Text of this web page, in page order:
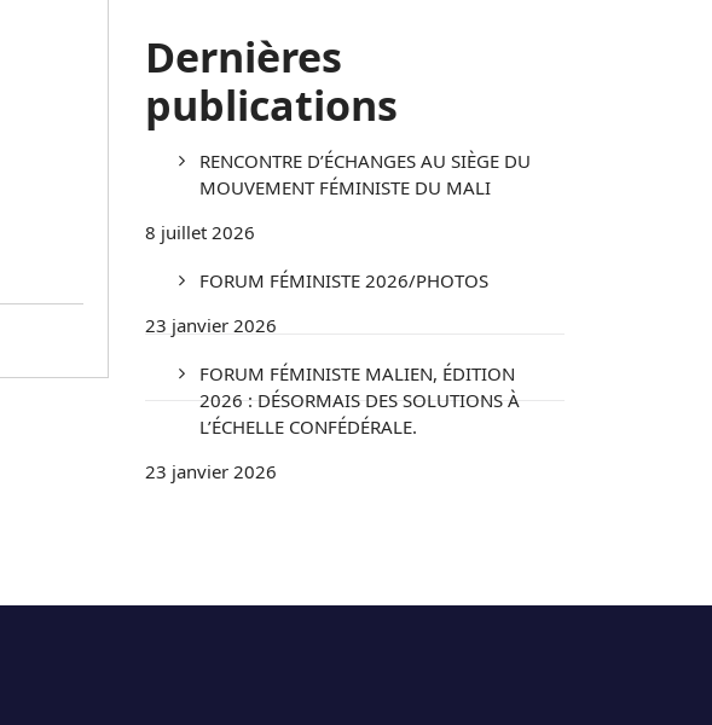
Dernières
publications
RENCONTRE D’ÉCHANGES AU SIÈGE DU
MOUVEMENT FÉMINISTE DU MALI
8 juillet 2026
FORUM FÉMINISTE 2026/PHOTOS
23 janvier 2026
FORUM FÉMINISTE MALIEN, ÉDITION
2026 : DÉSORMAIS DES SOLUTIONS À
L’ÉCHELLE CONFÉDÉRALE.
23 janvier 2026